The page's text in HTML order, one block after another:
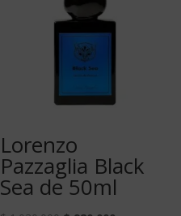
Lorenzo
Pazzaglia Black
Sea de 50ml